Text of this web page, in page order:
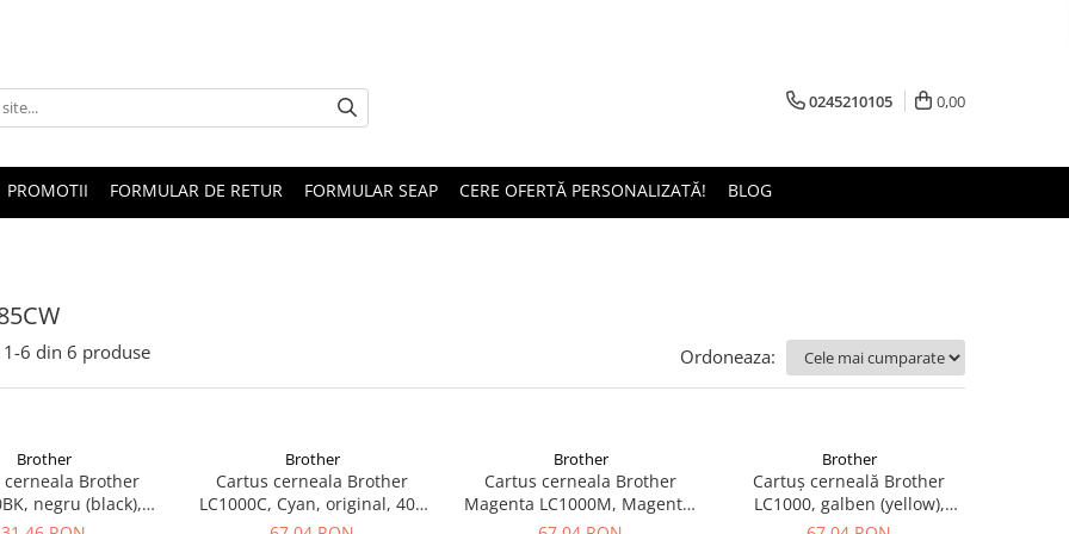
0245210105 0,00
PROMOTII FORMULAR DE RETUR FORMULAR SEAP CERE OFERTĂ PERSONALIZATĂ! BLOG
1-6 din 6 produse Ordoneaza:
Brother
cerneala Brother
negru (black),
500 pagini
Brother
Cartus cerneala Brother
LC1000C, Cyan, original, 400
pagini
Brother
Cartus cerneala Brother
Magenta LC1000M, Magenta,
original, 400 pagini
Brother
Cartuș cerneală Brother
LC1000, galben (yellow),
original, 400 pagini